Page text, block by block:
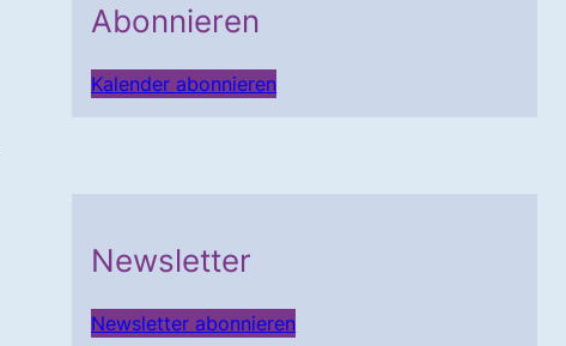
Abonnieren
Kalender abonnieren
Newsletter
Newsletter abonnieren